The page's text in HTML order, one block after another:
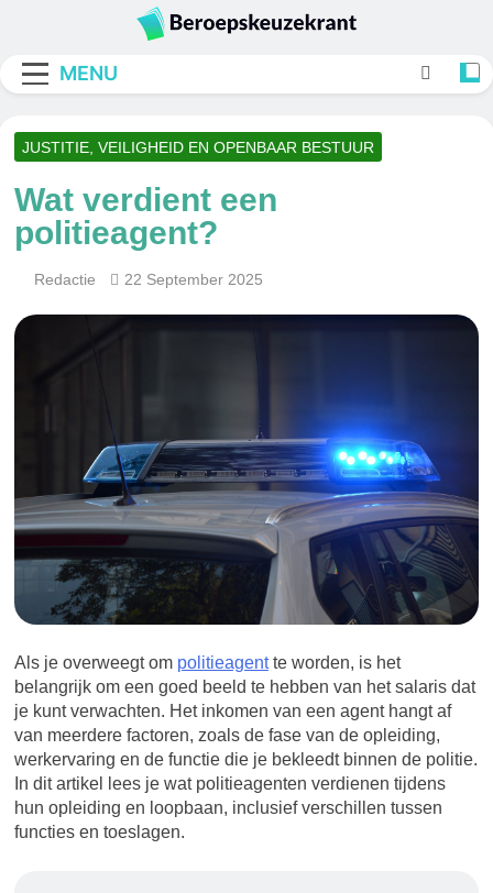
content
MENU
JUSTITIE, VEILIGHEID EN OPENBAAR BESTUUR
Wat verdient een
politieagent?
Redactie 22 September 2025
Als je overweegt om politieagentte worden, is het
belangrijk om een goed beeld te hebben van het salaris dat
je kunt verwachten. Het inkomen van een agent hangt af
van meerdere factoren, zoals de fase van de opleiding,
werkervaring en de functie die je bekleedt binnen de politie.
In dit artikel lees je wat politieagenten verdienen tijdens
hun opleiding en loopbaan, inclusief verschillen tussen
functies en toeslagen.